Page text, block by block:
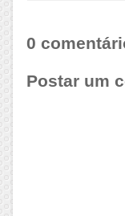
0
Postar um